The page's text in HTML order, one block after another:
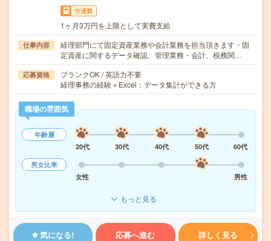
交通費
1ヶ月3万円を上限として実費支給
仕事内容
経理部門にて固定資産業務や会計業務を担当頂きます・固
定資産に関するデータ確認、管理業務・会計、税務関…
応募資格
ブランクOK / 英語力不要
経理事務の経験＋Excel：データ集計ができる方
職場の雰囲気
年齢層
20代
30代 40代 50代
60代
男女比率
女性
男性
もっと見る
気になる! 応募へ進む 詳しく見る